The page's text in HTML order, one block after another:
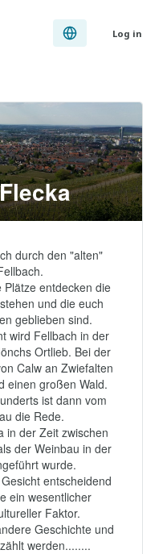
Log in
durch den "alten"
entdecken die
und die euch
geblieben sind.
wird Fellbach in der
Ortlieb. Bei der
Calw an Zwiefalten
einen großen Wald.
ist dann vom
die Rede.
in der Zeit zwischen
der Weinbau in der
wurde.
entscheidend
ein wesentlicher
Faktor.
Geschichte und
werden........